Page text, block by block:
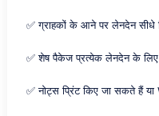
✅ ग्राहकों के आने पर लेनदेन सीधे
✅ शेष पैकेज प्रत्येक लेनदेन के लिए
✅ नोट्स प्रिंट किए जा सकते हैं